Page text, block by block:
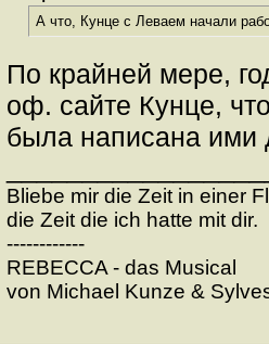
А что, Кунце с Леваем начали
По крайней мере,
оф. сайте Кунце,
была написана ими
Bliebe mir die Zeit in einer
die Zeit die ich hatte mit dir.
------------
REBECCA - das Musical
von Michael Kunze &